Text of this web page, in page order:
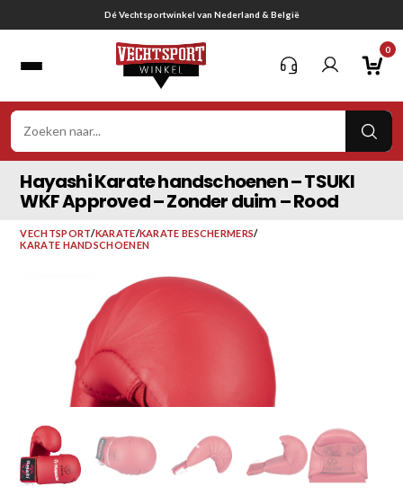
naar
Gratis verzending vanaf € 75,-
0
Hayashi Karate handschoenen – TSUKI
WKF Approved – Zonder duim – Rood
VECHTSPORT/KARATE/KARATE BESCHERMERS/
KARATE HANDSCHOENEN